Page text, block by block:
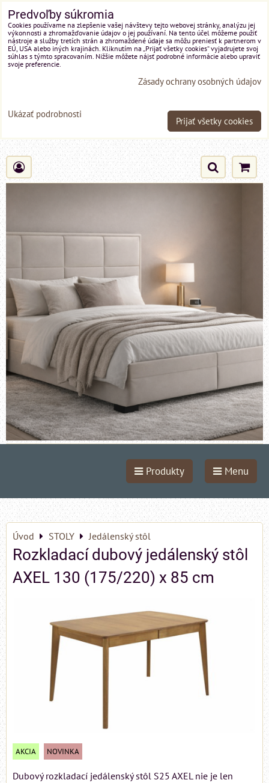
Produkty Menu
Úvod STOLY Jedálenský stôl
Rozkladací dubový jedálenský stôl
AXEL 130 (175/220) x 85 cm
AKCIA NOVINKA
Dubový rozkladací jedálenský stôl S25 AXEL nie je len
Predvoľby súkromia
Cookies používame na zlepšenie vašej návštevy tejto webovej stránky, analýzu jej
výkonnosti a zhromažďovanie údajov o jej používaní. Na tento účel môžeme použiť
nástroje a služby tretích strán a zhromaždené údaje sa môžu preniesť k partnerom v
EÚ, USA alebo iných krajinách. Kliknutím na „Prijať všetky cookies“ vyjadrujete svoj
súhlas s týmto spracovaním. Nižšie môžete nájsť podrobné informácie alebo upraviť
svoje preferencie.
Zásady ochrany osobných údajov
Ukázať podrobnosti
Prijať všetky cookies